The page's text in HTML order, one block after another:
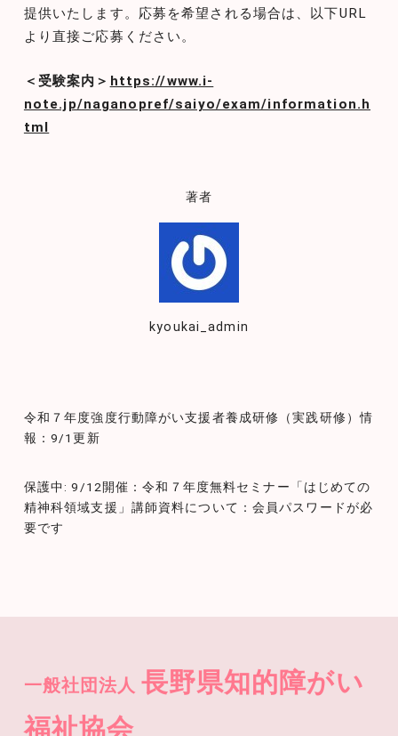
提供いたします。応募を希望される場合は、以下URL
より直接ご応募ください。
＜受験案内＞ https://www.i-
note.jp/naganopref/saiyo/exam/information.h
tml
著者
kyoukai_admin
投
稿
ビ
ゲ
ョ
令和７年度強度行動障がい支援者養成研修（実践研修）情
報：9/1更新
保護中: 9/12開催：令和７年度無料セミナー「はじめての
精神科領域支援」講師資料について：会員パスワードが必
要です
一般社団法人 長野県知的障がい
福祉協会